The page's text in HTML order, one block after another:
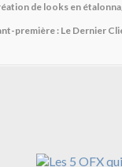
de looks en
première : Le Dernier